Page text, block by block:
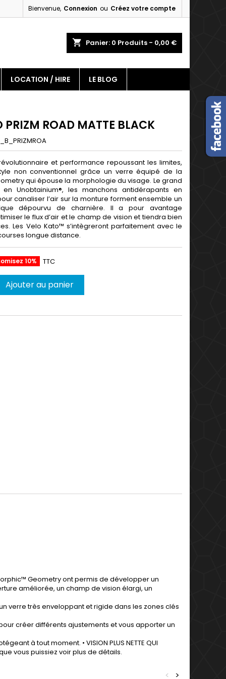
Bienvenue, Connexion ou Créez votre compte
shopping_cart Panier: 0 Produits - 0,00 €
LOCATION / HIRE LE BLOG
PRIZM ROAD MATTE BLACK
et performance repoussant les limites,
non conventionnel grâce un verre équipé de la
qui épouse la morphologie du visage. Le grand
Unobtainium®, les manchons antidérapants en
canaliser l’air sur la monture forment ensemble un
dépourvu de charnière. Il a pour avantage
le flux d’air et le champ de vision et tiendra bien
Les Velo Kato™ s’intègreront parfaitement avec le
longue distance.
10% TTC
Ajouter au panier
Geometry ont permis de développer un
améliorée, un champ de vision élargi, un
un verre très enveloppant et rigide dans les zones clés
créer différents ajustements et vous apporter un
à tout moment. • VISION PLUS NETTE QUI
vous puissiez voir plus de détails.
>
<